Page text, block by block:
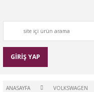
GİRİŞ YAP
ANASAYFA VOLKSWAGEN